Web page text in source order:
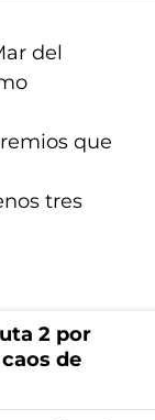
del
que
tres
2 por
de